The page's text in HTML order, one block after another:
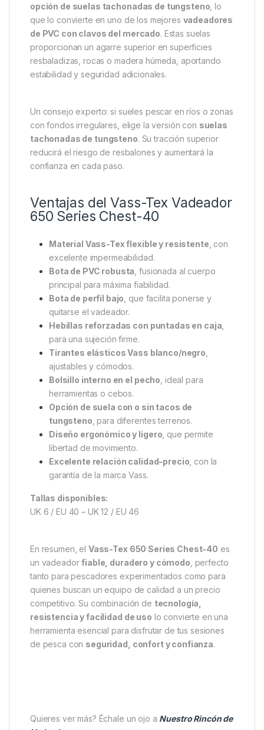
opción de suelas tachonadas de tungsteno , lo
que lo convierte en uno de los mejores vadeadores
de PVC con clavos del mercado. Estas suelas
proporcionan un agarre superior en superficies
resbaladizas, rocas o madera húmeda, aportando
estabilidad y seguridad adicionales.
Un consejo experto: si sueles pescar en ríos o zonas
con fondos irregulares, elige la versión con suelas
tachonadas de tungsteno. Su tracción superior
reducirá el riesgo de resbalones y aumentará la
confianza en cada paso.
Ventajas del Vass-Tex Vadeador
650 Series Chest-40
Material Vass-Tex flexible y resistente , con
excelente impermeabilidad.
Bota de PVC robusta , fusionada al cuerpo
principal para máxima fiabilidad.
Bota de perfil bajo , que facilita ponerse y
quitarse el vadeador.
Hebillas reforzadas con puntadas en caja
para una sujeción firme.
Tirantes elásticos Vass blanco/negro
ajustables y cómodos.
Bolsillo interno en el pecho , ideal para
herramientas o cebos.
Opción de suela con o sin tacos de
tungsteno , para diferentes terrenos.
Diseño ergonómico y ligero , que permite
libertad de movimiento.
Excelente relación calidad-precio , con la
garantía de la marca Vass.
Tallas disponibles:
UK 6 / EU 40 – UK 12 / EU 46
En resumen, el Vass-Tex 650 Series Chest-40 es
un vadeadorfiable, duradero y cómodo , perfecto
tanto para pescadores experimentados como para
quienes buscan un equipo de calidad a un precio
competitivo. Su combinación de tecnología,
resistencia y facilidad de uso lo convierte en una
herramienta esencial para disfrutar de tus sesiones
de pesca con seguridad, confort y confianza.
Quieres ver más? Échale un ojo a Nuestro Rincón de